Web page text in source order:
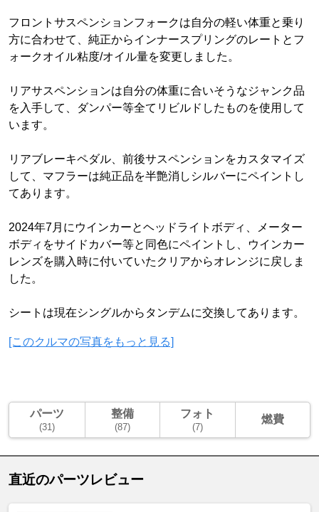
フロントサスペンションフォークは自分の軽い体重と乗り
方に合わせて、純正からインナースプリングのレートとフ
ォークオイル粘度/オイル量を変更しました。
リアサスペンションは自分の体重に合いそうなジャンク品
を入手して、ダンパー等全てリビルドしたものを使用して
います。
リアブレーキペダル、前後サスペンションをカスタマイズ
して、マフラーは純正品を半艶消しシルバーにペイントし
てあります。
2024年7月にウインカーとヘッドライトボディ、メーター
ボディをサイドカバー等と同色にペイントし、ウインカー
レンズを購入時に付いていたクリアからオレンジに戻しま
した。
シートは現在シングルからタンデムに交換してあります。
[このクルマの写真をもっと見る]
パーツ
(31)
整備
(87)
フォト
(7)
燃費
直近のパーツレビュー